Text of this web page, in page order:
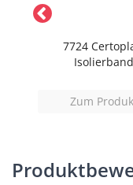
7724
Isolierband
Zum